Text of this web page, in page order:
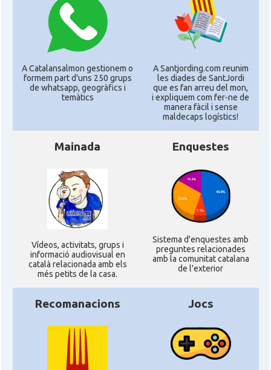
A Catalansalmon gestionem o
formem part d'uns 250 grups
de whatsapp, geogràfics i
temàtics
A Santjording.com reunim
les diades de SantJordi
que es fan arreu del mon,
i expliquem com fer-ne de
manera fàcil i sense
maldecaps logí­stics!
Mainada
Ví­deos, activitats, grups i
informació audiovisual en
català relacionada amb els
més petits de la casa.
Enquestes
Sistema d'enquestes amb
preguntes relacionades
amb la comunitat catalana
de l'exterior
Recomanacions Jocs